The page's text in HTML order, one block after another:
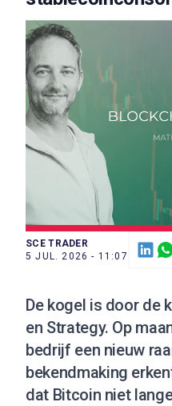
SCE TRADER
5 JUL. 2026 - 11:07
De kogel is door de
en Strategy. Op
bedrijf een nieuw
bekendmaking
dat Bitcoin niet